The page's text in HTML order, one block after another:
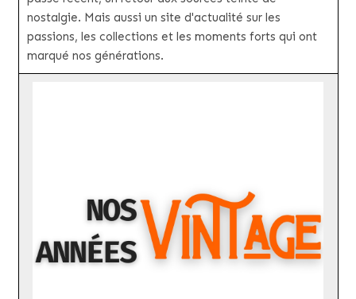
nostalgie. Mais aussi un site d'actualité sur les
passions, les collections et les moments forts qui ont
marqué nos générations.